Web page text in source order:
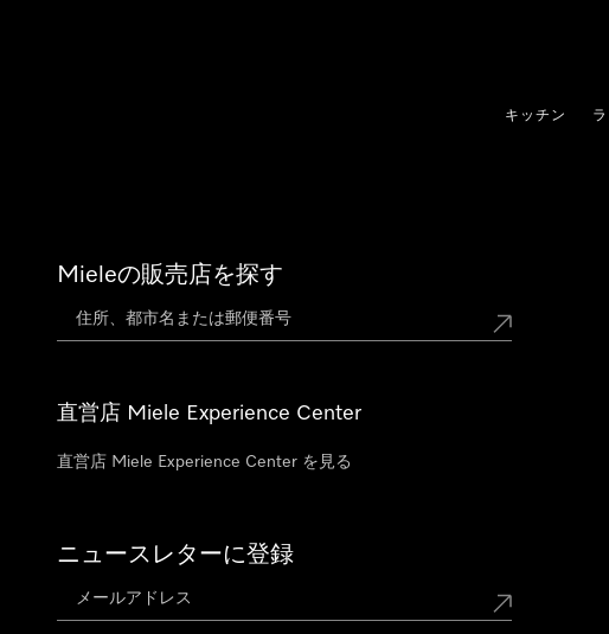
キッチン
Mieleの販売店を探す
直営店 Miele Experience Center
直営店 Miele Experience Center を見る
ニュースレターに登録